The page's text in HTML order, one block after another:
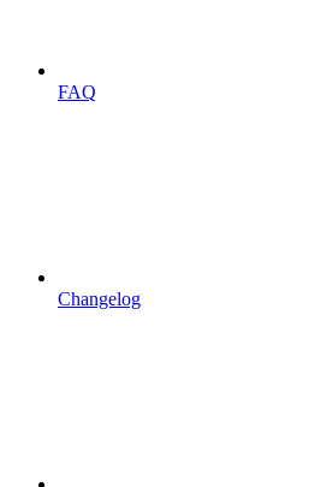
FAQ
Changelog